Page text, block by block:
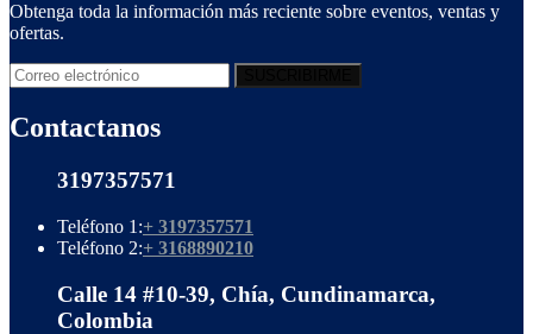
Obtenga toda la información más reciente sobre eventos, ventas y
ofertas.
Contactanos
3197357571
Teléfono 1:+ 3197357571
Teléfono 2:+ 3168890210
Calle 14 #10-39, Chía, Cundinamarca,
Colombia